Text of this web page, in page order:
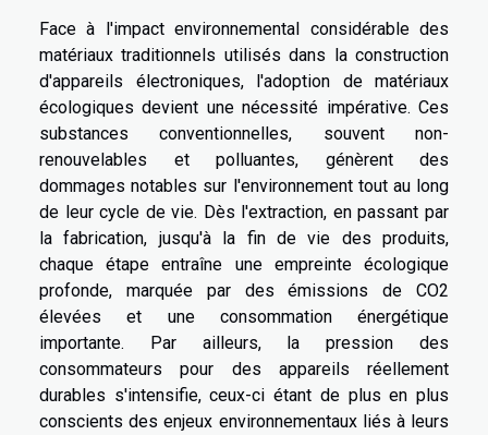
Face à l'impact environnemental considérable des
matériaux traditionnels utilisés dans la construction
d'appareils électroniques, l'adoption de matériaux
écologiques devient une nécessité impérative. Ces
substances conventionnelles, souvent non-
renouvelables et polluantes, génèrent des
dommages notables sur l'environnement tout au long
de leur cycle de vie. Dès l'extraction, en passant par
la fabrication, jusqu'à la fin de vie des produits,
chaque étape entraîne une empreinte écologique
profonde, marquée par des émissions de CO2
élevées et une consommation énergétique
importante. Par ailleurs, la pression des
consommateurs pour des appareils réellement
durables s'intensifie, ceux-ci étant de plus en plus
conscients des enjeux environnementaux liés à leurs